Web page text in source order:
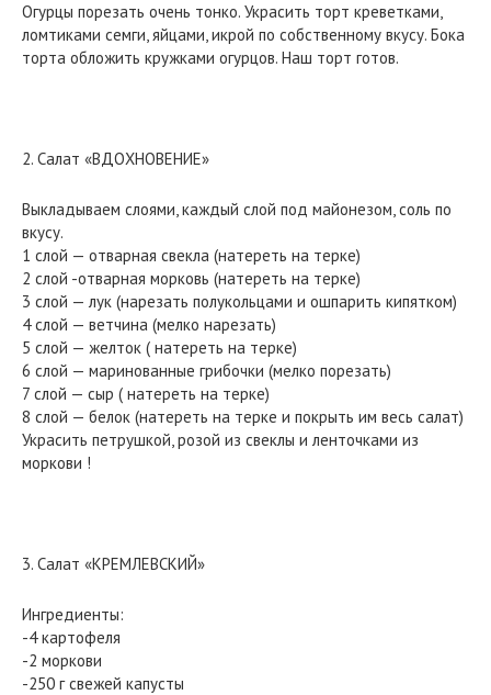
Огурцы порезать очень тонко. Украсить торт креветками,
ломтиками семги, яйцами, икрой по собственному вкусу. Бока
торта обложить кружками огурцов. Наш торт готов.
2. Салат «ВДОХНОВЕНИЕ»
Выкладываем слоями, каждый слой под майонезом, соль по
вкусу.
1 слой — отварная свекла (натереть на терке)
2 слой -отварная морковь (натереть на терке)
3 слой — лук (нарезать полукольцами и ошпарить кипятком)
4 слой — ветчина (мелко нарезать)
5 слой — желток ( натереть на терке)
6 слой — маринованные грибочки (мелко порезать)
7 слой — сыр ( натереть на терке)
8 слой — белок (натереть на терке и покрыть им весь салат)
Украсить петрушкой, розой из свеклы и ленточками из
моркови !
3. Салат «КРЕМЛЕВСКИЙ»
Ингредиенты:
-4 картофеля
-2 моркови
-250 г свежей капусты